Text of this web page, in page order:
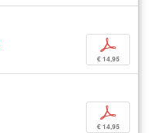
p
€ 14,95
p
€ 14,95